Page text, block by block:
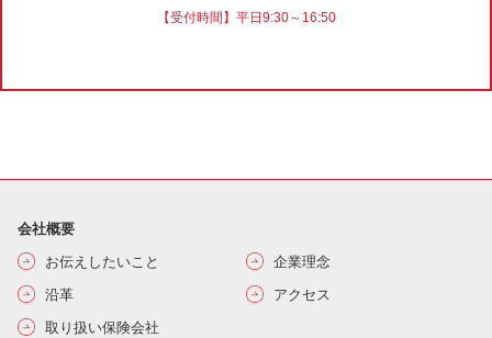
【受付時間】平日9:30～16:50
会社概要
お伝えしたいこと
企業理念
沿革
アクセス
取り扱い保険会社